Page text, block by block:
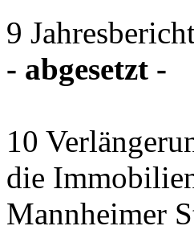
9
- abgesetzt -
10
die
Mannheimer